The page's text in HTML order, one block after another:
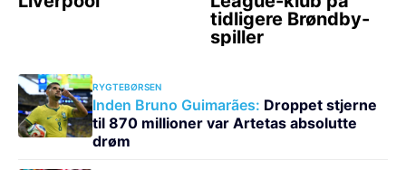
RYGTEBØRSEN
Inden Bruno Guimarães: Droppet stjerne
til 870 millioner var Artetas absolutte
drøm